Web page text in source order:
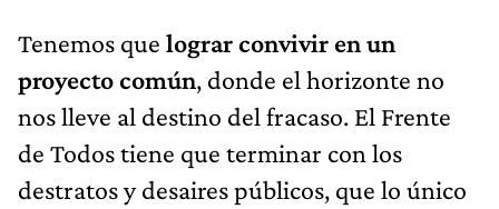
Tenemos que lograr convivir en un
proyecto común, donde el horizonte no
nos lleve al destino del fracaso. El Frente
de Todos tiene que terminar con los
destratos y desaires públicos, que lo único